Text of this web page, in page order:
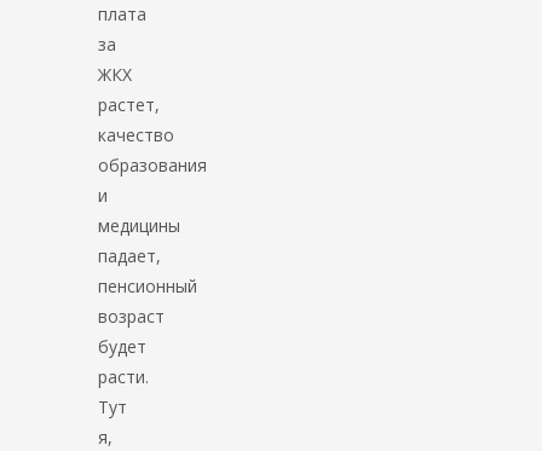
плата
за
ЖКХ
растет,
качество
образования
и
медицины
падает,
пенсионный
возраст
будет
расти.
Тут
я,